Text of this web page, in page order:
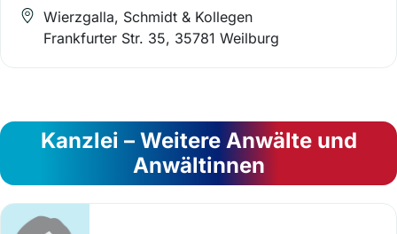
Wierzgalla, Schmidt & Kollegen
Frankfurter Str. 35, 35781 Weilburg
Kanzlei – Weitere Anwälte und
Anwältinnen